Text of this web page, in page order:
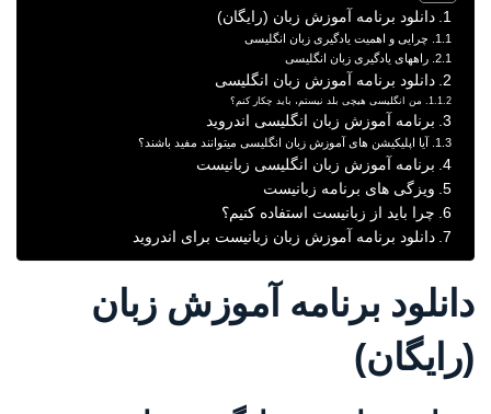
دانلود برنامه آموزش زبان (رایگان)
چرایی و اهمیت یادگیری زبان انگلیسی
راههای یادگیری زبان انگلیسی
دانلود برنامه آموزش زبان انگلیسی
من انگلیسی هیچی بلد نیستم، باید چکار کنم؟
برنامه آموزش زبان انگلیسی اندروید
آیا اپلیکیشن های آموزش زبان انگلیسی میتوانند مفید باشند؟
برنامه آموزش زبان انگلیسی زبانیست
ویزگی های برنامه زبانیست
چرا باید از زبانیست استفاده کنیم؟
دانلود برنامه آموزش زبان زبانیست برای اندروید
دانلود برنامه آموزش زبان
(رایگان)